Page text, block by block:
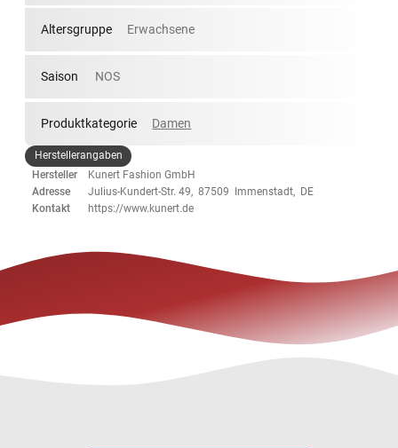
Altersgruppe Erwachsene
Saison NOS
Produktkategorie Damen
Herstellerangaben
Hersteller
Kunert Fashion GmbH
Adresse
Julius-Kundert-Str. 49, 87509 Immenstadt, DE
Kontakt
https://www.kunert.de